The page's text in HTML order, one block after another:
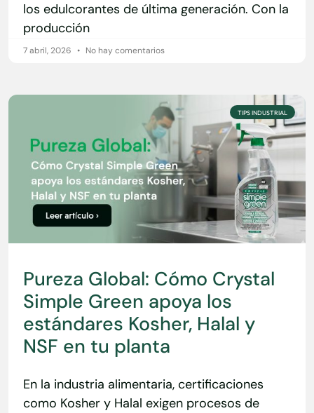
los edulcorantes de última generación. Con la
producción
7 abril, 2026 No hay comentarios
TIPS INDUSTRIAL
Pureza Global: Cómo Crystal
Simple Green apoya los
estándares Kosher, Halal y
NSF en tu planta
En la industria alimentaria, certificaciones
como Kosher y Halal exigen procesos de